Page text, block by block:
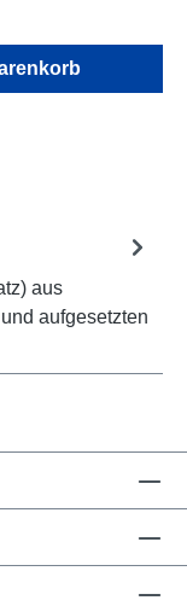
aus
aufgesetzten